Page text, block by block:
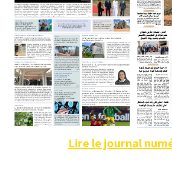
Lire le journal